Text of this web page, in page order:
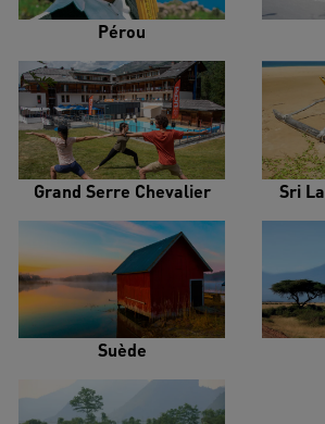
Pérou
Grand Serre Chevalier Sri
Suède